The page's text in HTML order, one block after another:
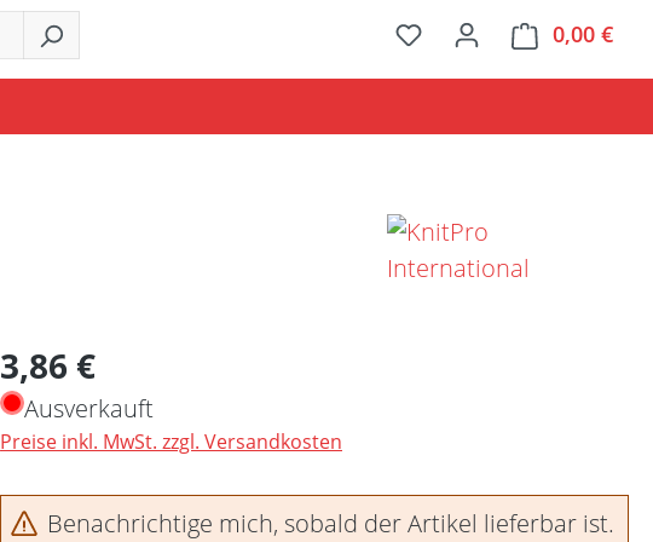
0,00 €
Regulärer Preis:
3,86 €
Ausverkauft
Preise inkl. MwSt. zzgl. Versandkosten
Benachrichtige mich, sobald der Artikel lieferbar ist.